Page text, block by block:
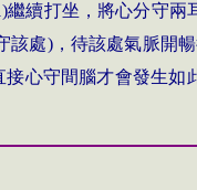
繼續打坐，將心分守兩
該處)，待該處氣脈開
心守間腦才會發生